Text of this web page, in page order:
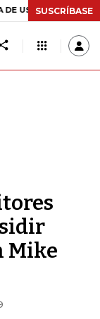
CRÉDITO
SUSCRÍBASE
Mike